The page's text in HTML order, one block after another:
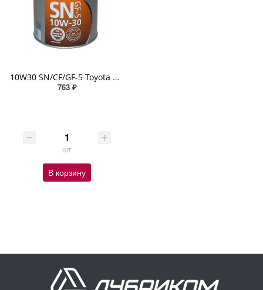
10W30 SN/CF/GF-5 Toyota Castle Motor Oil 1л
763 ₽
шт
В корзину